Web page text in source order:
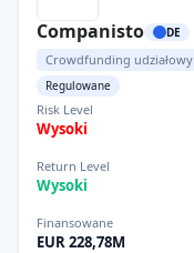
Companisto DE
Crowdfunding udziałowy
Regulowane
Risk Level
Wysoki
Return Level
Wysoki
Finansowane
EUR 228,78M